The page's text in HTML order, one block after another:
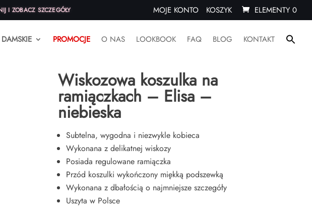
I ZOBACZ SZCZEGÓŁY MOJE KONTO KOSZYK ELEMENTY 0
DAMSKIE PROMOCJE O NAS LOOKBOOK FAQ BLOG KONTAKT
Strona główna
Wiskozowa koszulka na
ramiączkach – Elisa –
niebieska
Subtelna, wygodna i niezwykle kobieca
Wykonana z delikatnej wiskozy
Posiada regulowane ramiączka
Przód koszulki wykończony miękką podszewką
Wykonana z dbałością o najmniejsze szczegóły
Uszyta w Polsce